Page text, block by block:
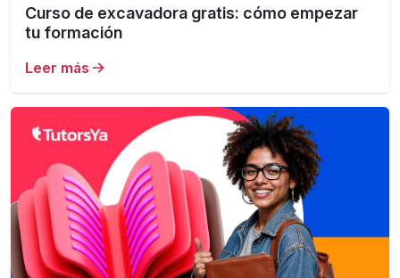
Curso de excavadora gratis: cómo empezar
tu formación
Leer más